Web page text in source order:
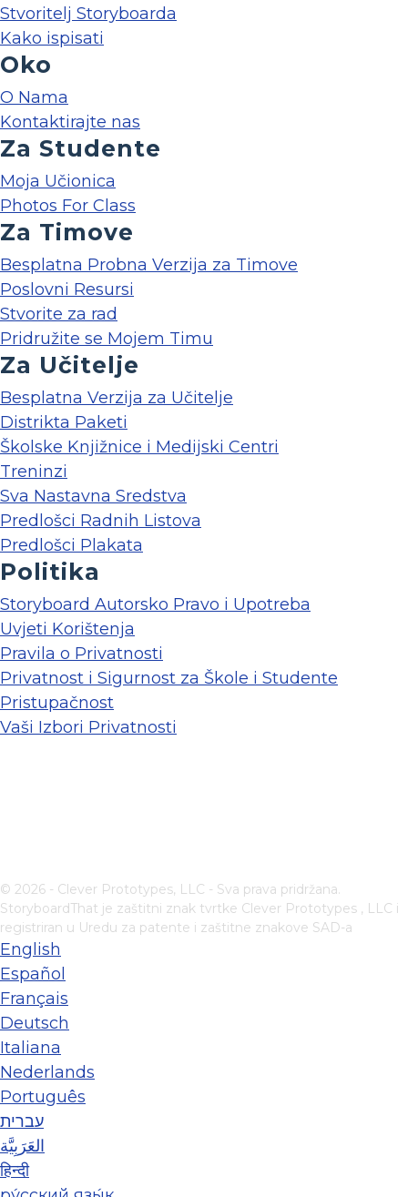
Stvoritelj Storyboarda
Kako ispisati
Oko
O Nama
Kontaktirajte nas
Za Studente
Moja Učionica
Photos For Class
Za Timove
Besplatna Probna Verzija za Timove
Poslovni Resursi
Stvorite za rad
Pridružite se Mojem Timu
Za Učitelje
Besplatna Verzija za Učitelje
Distrikta Paketi
Školske Knjižnice i Medijski Centri
Treninzi
Sva Nastavna Sredstva
Predlošci Radnih Listova
Predlošci Plakata
Politika
Storyboard Autorsko Pravo i Upotreba
Uvjeti Korištenja
Pravila o Privatnosti
Privatnost i Sigurnost za Škole i Studente
Pristupačnost
Vaši Izbori Privatnosti
© 2026 - Clever Prototypes, LLC - Sva prava pridržana.
StoryboardThat je zaštitni znak tvrtke Clever Prototypes , LLC i
registriran u Uredu za patente i zaštitne znakove SAD-a
English
Español
Français
Deutsch
Italiana
Nederlands
Português
עברית
العَرَبِيَّة
हिन्दी